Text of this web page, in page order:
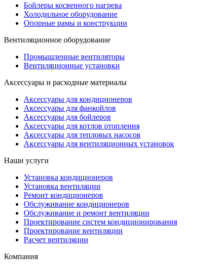
Бойлеры косвенного нагрева
Холодильное оборудование
Опорные рамы и конструкции
Вентиляционное оборудование
Промышленные вентиляторы
Вентиляционные установки
Аксессуары и расходные материалы
Аксессуары для кондиционеров
Аксессуары для фанкойлов
Аксессуары для бойлеров
Аксессуары для котлов отопления
Аксессуары для тепловых насосов
Аксессуары для вентиляционных установок
Наши услуги
Установка кондиционеров
Установка вентиляции
Ремонт кондиционеров
Обслуживание кондиционеров
Обслуживание и ремонт вентиляции
Проектирование систем кондиционирования
Проектирование вентиляции
Расчет вентиляции
Компания